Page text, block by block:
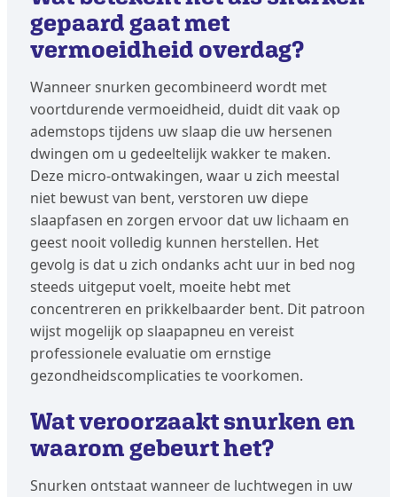
gepaard gaat met
vermoeidheid overdag?
Wanneer snurken gecombineerd wordt met
voortdurende vermoeidheid, duidt dit vaak op
ademstops tijdens uw slaap die uw hersenen
dwingen om u gedeeltelijk wakker te maken.
Deze micro-ontwakingen, waar u zich meestal
niet bewust van bent, verstoren uw diepe
slaapfasen en zorgen ervoor dat uw lichaam en
geest nooit volledig kunnen herstellen. Het
gevolg is dat u zich ondanks acht uur in bed nog
steeds uitgeput voelt, moeite hebt met
concentreren en prikkelbaarder bent. Dit patroon
wijst mogelijk op slaapapneu en vereist
professionele evaluatie om ernstige
gezondheidscomplicaties te voorkomen.
Wat veroorzaakt snurken en
waarom gebeurt het?
Snurken ontstaat wanneer de luchtwegen in uw